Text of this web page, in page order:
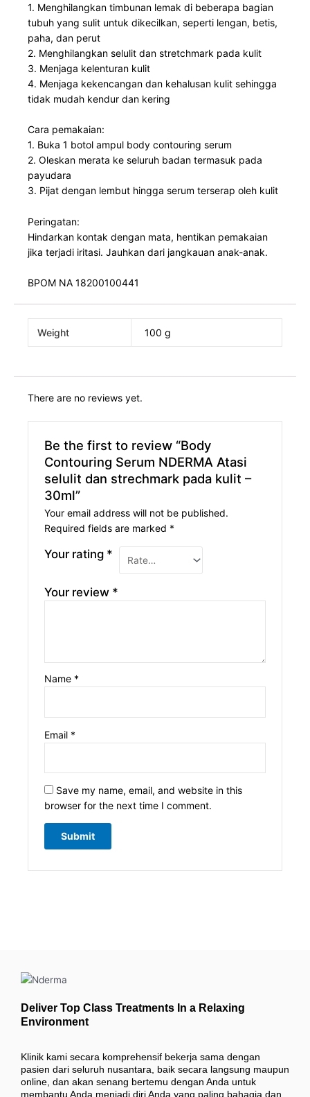
1. Menghilangkan timbunan lemak di beberapa bagian
tubuh yang sulit untuk dikecilkan, seperti lengan, betis,
paha, dan perut
2. Menghilangkan selulit dan stretchmark pada kulit
3. Menjaga kelenturan kulit
4. Menjaga kekencangan dan kehalusan kulit sehingga
tidak mudah kendur dan kering
Cara pemakaian:
1. Buka 1 botol ampul body contouring serum
2. Oleskan merata ke seluruh badan termasuk pada
payudara
3. Pijat dengan lembut hingga serum terserap oleh kulit
Peringatan:
Hindarkan kontak dengan mata, hentikan pemakaian
jika terjadi iritasi. Jauhkan dari jangkauan anak-anak.
BPOM NA 18200100441
Weight 100 g
There are no reviews yet.
Be the first to review “Body
Contouring Serum NDERMA Atasi
selulit dan strechmark pada kulit –
30ml”
Your email address will not be published.
Required fields are marked *
Your rating *
Your review *
Name *
Email *
Save my name, email, and website in this
browser for the next time I comment.
Deliver Top Class Treatments In a Relaxing
Environment
Klinik kami secara komprehensif bekerja sama dengan
pasien dari seluruh nusantara, baik secara langsung maupun
online, dan akan senang bertemu dengan Anda untuk
membantu Anda menjadi diri Anda yang paling bahagia dan